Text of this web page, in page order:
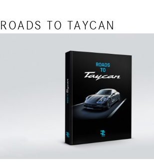
ROADS TO TAYCAN